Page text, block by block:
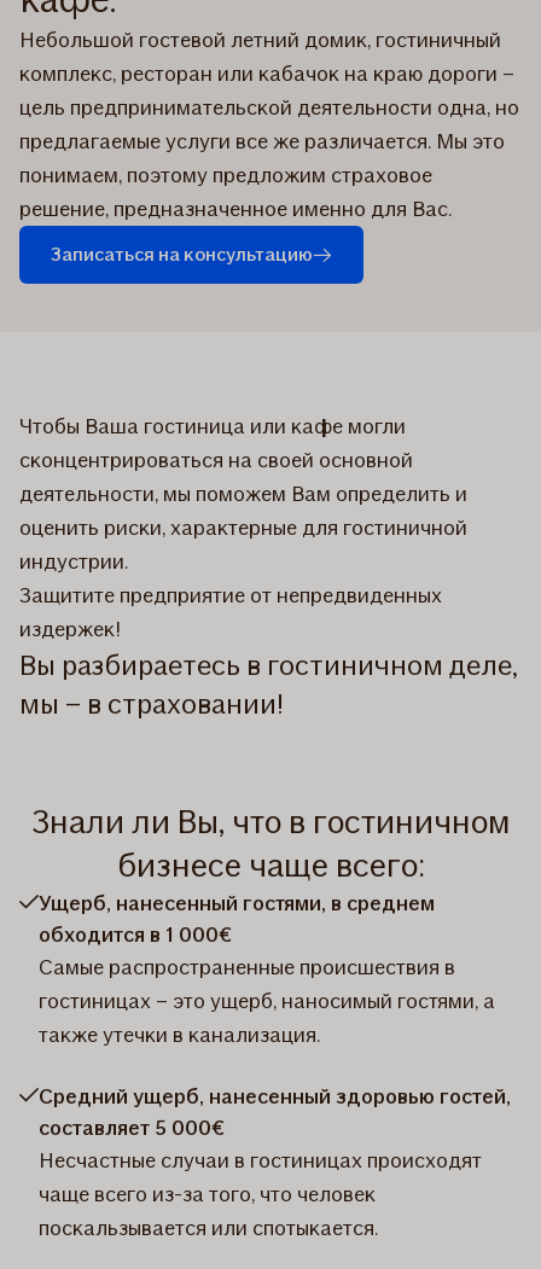
Небольшой гостевой летний домик, гостиничный
комплекс, ресторан или кабачок на краю дороги –
цель предпринимательской деятельности одна, но
предлагаемые услуги все же различается. Мы это
понимаем, поэтому предложим страховое
решение, предназначенное именно для Вас.
Записаться на консультацию
Чтобы Ваша гостиница или кафе могли
сконцентрироваться на своей основной
деятельности, мы поможем Вам определить и
оценить риски, характерные для гостиничной
индустрии.
Защитите предприятие от непредвиденных
издержек!
Вы разбираетесь в гостиничном деле,
мы – в страховании!
Знали ли Вы, что в гостиничном
бизнесе чаще всего:
Ущерб, нанесенный гостями, в среднем
обходится в 1 000€
Самые распространенные происшествия в
гостиницах – это ущерб, наносимый гостями, а
также утечки в канализация.
Средний ущерб, нанесенный здоровью гостей,
составляет 5 000€
Несчастные случаи в гостиницах происходят
чаще всего из-за того, что человек
поскальзывается или спотыкается.